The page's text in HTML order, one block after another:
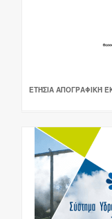
ΕΤΉΣΙΑ ΑΠΟΓΡΑΦΙΚΉ